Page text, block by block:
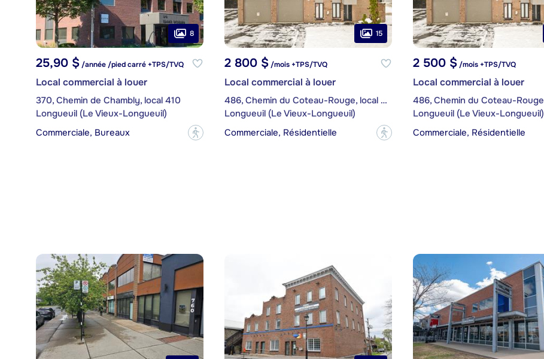
8
25,90 $/année /pied carré +TPS/TVQ
Local commercial à louer
370, Chemin de Chambly, local 410
Longueuil (Le Vieux-Longueuil)
Commerciale, Bureaux
?
15
2 800 $/mois +TPS/TVQ
Local commercial à louer
486, Chemin du Coteau-Rouge, local RDC
Longueuil (Le Vieux-Longueuil)
Commerciale, Résidentielle
?
2 500 $/mois +TPS/TVQ
Local commercial à louer
Longueuil (Le Vieux-Longueuil)
Commerciale, Résidentielle